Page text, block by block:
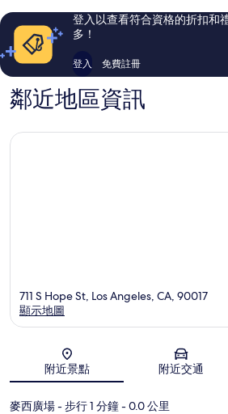
杉
磯
中
評
論
登入以查看符合資格的折扣和
多！
登入 免費註冊
鄰近地區資訊
地圖
711 S Hope St, Los Angeles, CA, 90017
顯示地圖
附近景點 附近交通
麥西廣場- 步行 1 分鐘- 0.0 公里